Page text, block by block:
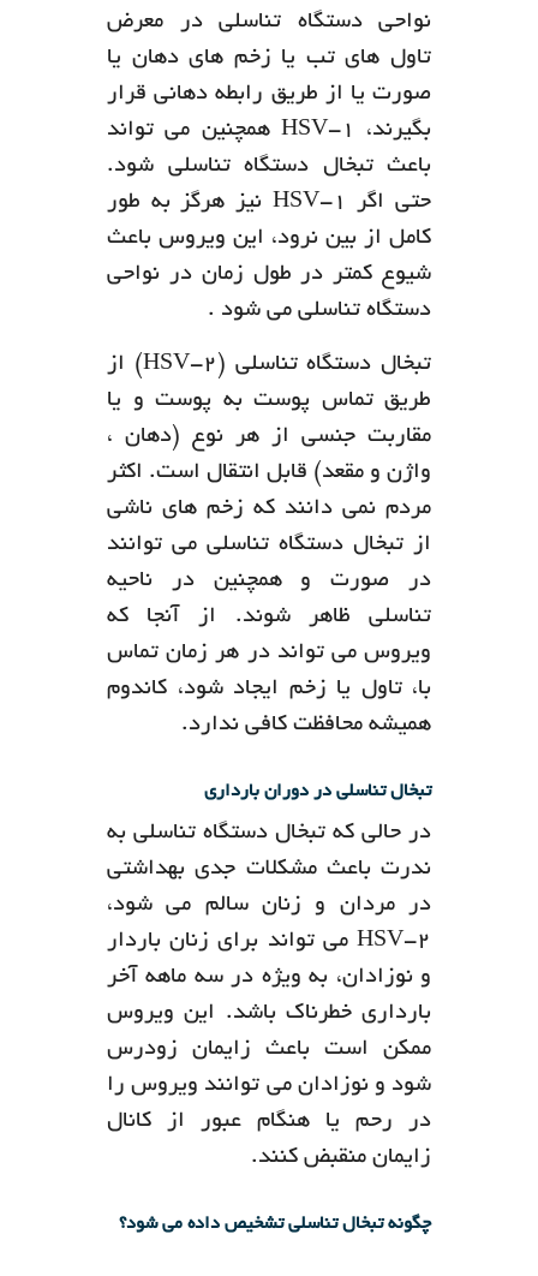
نواحی دستگاه تناسلی در معرض
تاول های تب یا زخم های دهان یا
صورت یا از طریق رابطه دهانی قرار
بگیرند، HSV-1 همچنین می تواند
باعث تبخال دستگاه تناسلی شود.
حتی اگر HSV-1 نیز هرگز به طور
کامل از بین نرود، این ویروس باعث
شیوع کمتر در طول زمان در نواحی
دستگاه تناسلی می شود .
تبخال دستگاه تناسلی (HSV-2) از
طریق تماس پوست به پوست و یا
مقاربت جنسی از هر نوع (دهان ،
واژن و مقعد) قابل انتقال است. اکثر
مردم نمی دانند که زخم های ناشی
از تبخال دستگاه تناسلی می توانند
در صورت و همچنین در ناحیه
تناسلی ظاهر شوند. از آنجا که
ویروس می تواند در هر زمان تماس
با، تاول یا زخم ایجاد شود، کاندوم
همیشه محافظت کافی ندارد.
تبخال تناسلی در دوران بارداری
در حالی که تبخال دستگاه تناسلی به
ندرت باعث مشکلات جدی بهداشتی
در مردان و زنان سالم می شود،
HSV-2 می تواند برای زنان باردار
و نوزادان، به ویژه در سه ماهه آخر
بارداری خطرناک باشد. این ویروس
ممکن است باعث زایمان زودرس
شود و نوزادان می توانند ویروس را
در رحم یا هنگام عبور از کانال
زایمان منقبض کنند.
چگونه تبخال تناسلی تشخیص داده می شود؟